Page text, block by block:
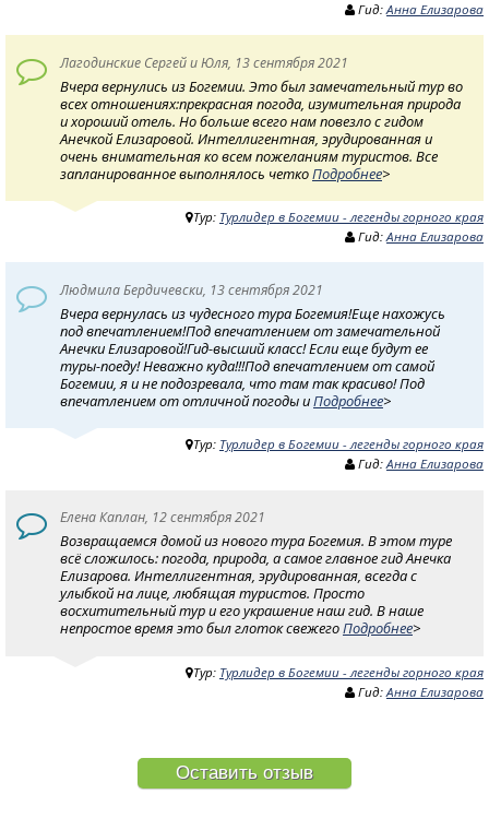
Гид:Анна Елизарова
Лагодинские Сергей и Юля, 13 сентября 2021
Вчера вернулись из Богемии. Это был замечательный тур во
всех отношениях:прекрасная погода, изумительная природа
и хороший отель. Но больше всего нам повезло с гидом
Анечкой Елизаровой. Интеллигентная, эрудированная и
очень внимательная ко всем пожеланиям туристов. Все
запланированное выполнялось четкоПодробнее>
Тур: Турлидер в Богемии - легенды горного края
Гид:Анна Елизарова
Людмила Бердичевски, 13 сентября 2021
Вчера вернулась из чудесного тура Богемия!Еще нахожусь
под впечатлением!Под впечатлением от замечательной
Анечки Елизаровой!Гид-высший класс! Если еще будут ее
туры-поеду! Неважно куда!!!Под впечатлением от самой
Богемии, я и не подозревала, что там так красиво! Под
впечатлением от отличной погоды иПодробнее>
Тур: Турлидер в Богемии - легенды горного края
Гид:Анна Елизарова
Елена Каплан, 12 сентября 2021
Возвращаемся домой из нового тура Богемия. В этом туре
всё сложилось: погода, природа, а самое главное гид Анечка
Елизарова. Интеллигентная, эрудированная, всегда с
улыбкой на лице, любящая туристов. Просто
восхитительный тур и его украшение наш гид. В наше
непростое время это был глоток свежегоПодробнее>
Тур: Турлидер в Богемии - легенды горного края
Гид: Анна Елизарова
Оставить отзыв